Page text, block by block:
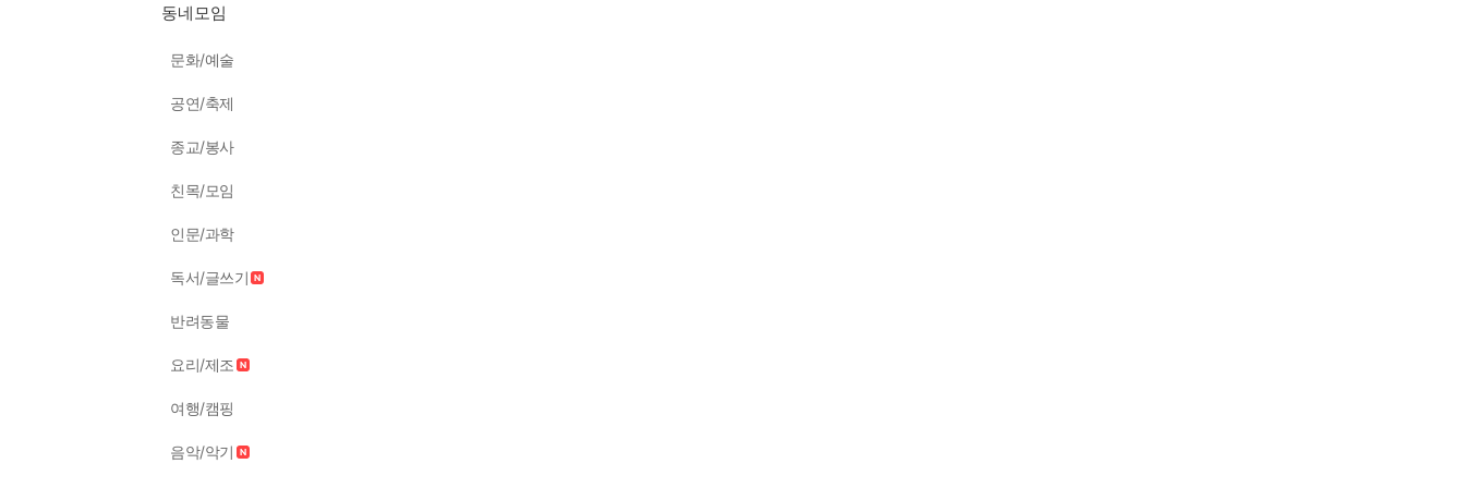
동네모임
문화/예술
공연/축제
종교/봉사
친목/모임
인문/과학
독서/글쓰기
반려동물
요리/제조
여행/캠핑
음악/악기